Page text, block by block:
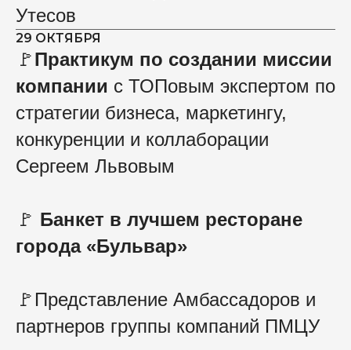
Утесов
29 ОКТЯБРЯ
🚩Практикум по создании миссии
компании с ТОПовым экспертом по
стратегии бизнеса, маркетингу,
конкуренции и коллаборации
Сергеем Львовым
🚩 Банкет в лучшем ресторане
города «Бульвар»
🚩Представление Амбассадоров и
партнеров группы компаний ПМЦУ